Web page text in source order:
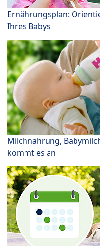
Ernährungsplan:
Ihres Babys
Milchnahrung,
kommt es an